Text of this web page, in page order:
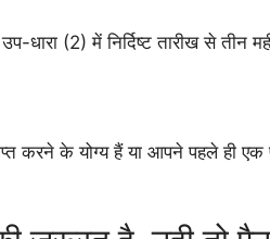
धारा (2) में निर्दिष्ट तारीख से तीन
करने के योग्य हैं या आपने पहले ही